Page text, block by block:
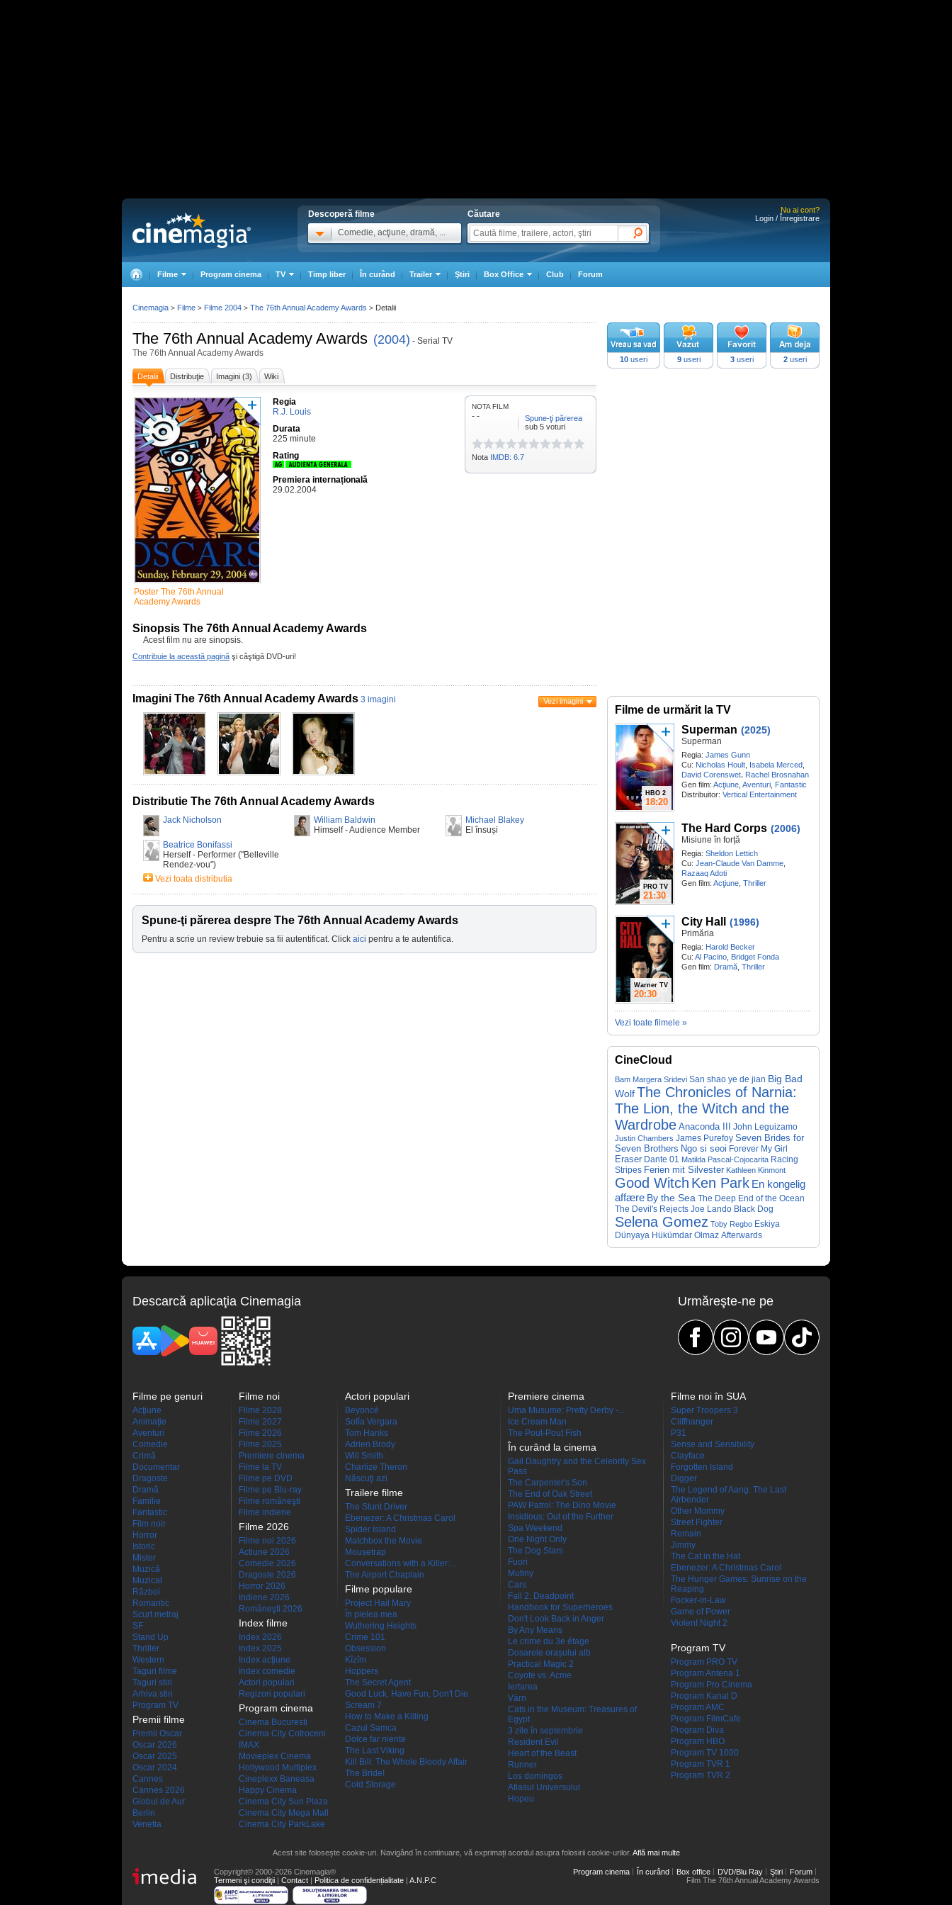
Descoperă filme
Comedie, acţiune, dramă, ...
Căutare
Nu ai cont?
Login / Înregistrare
Filme Program cinema TV Timp liber În curând Trailer Ştiri Box Office Club Forum
The 76th Annual Academy Awards (2004) - Serial TV
The 76th Annual Academy Awards
Detalii Distribuţie Imagini (3) Wiki
Poster The 76th Annual
Academy Awards
Regia
R.J. Louis
Durata
225 minute
Rating
Premiera internațională
29.02.2004
Sinopsis The 76th Annual Academy Awards
Acest film nu are sinopsis.
Contribuie la această pagină şi câştigă DVD-uri!
NOTA FILM
- -
Spune-ţi părerea
sub 5 voturi
Nota IMDB: 6.7
10 useri 9useri 3useri 2useri
Imagini The 76th Annual Academy Awards 3 imagini Vezi imagini
Distributie The 76th Annual Academy Awards
Jack Nicholson
William Baldwin
Himself - Audience Member
Michael Blakey
El însuși
Beatrice Bonifassi
Herself - Performer ("Belleville
Rendez-vou")
Vezi toata distributia
Spune-ţi părerea despre The 76th Annual Academy Awards
Pentru a scrie un review trebuie sa fii autentificat. Click aici pentru a te autentifica.
Filme de urmărit la TV
HBO 2
18:20
Superman (2025)
Superman
Regia: James Gunn
Cu: Nicholas Hoult Isabela Merced
David Corenswet, Rachel Brosnahan
Gen film: Acţiune Aventuri Fantastic
Distribuitor: Vertical Entertainment
PRO TV
21:30
The Hard Corps (2006)
Misiune în forță
Regia: Sheldon Lettich
Cu: Jean-Claude Van Damme
Razaaq Adoti
Gen film: Acţiune Thriller
Warner TV
20:30
City Hall (1996)
Primăria
Regia: Harold Becker
Cu: Al Pacino Bridget Fonda
Gen film: Dramă Thriller
Vezi toate filmele »
CineCloud
Bam Margera Sridevi San shao ye de jian Big Bad
Wolf The Chronicles of Narnia:
The Lion, the Witch and the
Wardrobe Anaconda III John Leguizamo
Justin Chambers James Purefoy Seven Brides for
Seven Brothers Ngo si seoi Forever My Girl
Eraser Dante 01 Matilda Pascal-Cojocarita Racing
Stripes Ferien mit Silvester Kathleen Kinmont
Good Witch Ken Park En kongelig
affære By the Sea The Deep End of the Ocean
The Devil's Rejects Joe Lando Black Dog
Selena Gomez Toby Regbo Eskiya
Dünyaya Hükümdar Olmaz Afterwards
Cinemagia > Filme > Filme 2004 > The 76th Annual Academy Awards > Detalii
Descarcă aplicaţia Cinemagia Urmăreşte-ne pe
Filme pe genuri
Acţiune
Animaţie
Aventuri
Comedie
Crimă
Documentar
Dragoste
Dramă
Familie
Fantastic
Film noir
Horror
Istoric
Mister
Muzică
Muzical
Război
Romantic
Scurt metraj
SF
Stand Up
Thriller
Western
Taguri filme
Taguri stiri
Arhiva stiri
Program TV
Premii filme
Premii Oscar
Oscar 2026
Oscar 2025
Oscar 2024
Cannes
Cannes 2026
Globul de Aur
Berlin
Venetia
Filme noi
Filme 2028
Filme 2027
Filme 2026
Filme 2025
Premiere cinema
Filme la TV
Filme pe DVD
Filme pe Blu-ray
Filme româneşti
Filme indiene
Filme 2026
Filme noi 2026
Actiune 2026
Comedie 2026
Dragoste 2026
Horror 2026
Indiene 2026
Româneşti 2026
Index filme
Index 2026
Index 2025
Index acţiune
Index comedie
Actori populari
Regizori populari
Program cinema
Cinema Bucuresti
Cinema City Cotroceni
IMAX
Movieplex Cinema
Hollywood Multiplex
Cineplexx Baneasa
Happy Cinema
Cinema City Sun Plaza
Cinema City Mega Mall
Cinema City ParkLake
Actori populari
Beyoncé
Sofía Vergara
Tom Hanks
Adrien Brody
Will Smith
Charlize Theron
Născuţi azi
Trailere filme
The Stunt Driver
Ebenezer: A Christmas Carol
Spider Island
Matchbox the Movie
Mousetrap
Conversations with a Killer:...
The Airport Chaplain
Filme populare
Project Hail Mary
În pielea mea
Wuthering Heights
Crime 101
Obsession
Kîzîm
Hoppers
The Secret Agent
Good Luck, Have Fun, Don't Die
Scream 7
How to Make a Killing
Cazul Samca
Dolce far niente
The Last Viking
Kill Bill: The Whole Bloody Affair
The Bride!
Cold Storage
Premiere cinema
Uma Musume: Pretty Derby -...
Ice Cream Man
The Pout-Pout Fish
În curând la cinema
Gail Daughtry and the Celebrity Sex
Pass
The Carpenter's Son
The End of Oak Street
PAW Patrol: The Dino Movie
Insidious: Out of the Further
Spa Weekend
One Night Only
The Dog Stars
Fuori
Mutiny
Cars
Fall 2: Deadpoint
Handbook for Superheroes
Don't Look Back in Anger
By Any Means
Le crime du 3e étage
Dosarele orașului alb
Practical Magic 2
Coyote vs. Acme
Iertarea
Värn
Cats in the Museum: Treasures of
Egypt
3 zile în septembrie
Resident Evil
Heart of the Beast
Runner
Los domingos
Atlasul Universului
Hopeu
Filme noi în SUA
Super Troopers 3
Cliffhanger
P31
Sense and Sensibility
Clayface
Forgotten Island
Digger
The Legend of Aang: The Last
Airbender
Other Mommy
Street Fighter
Remain
Jimmy
The Cat in the Hat
Ebenezer: A Christmas Carol
The Hunger Games: Sunrise on the
Reaping
Focker-in-Law
Game of Power
Violent Night 2
Program TV
Program PRO TV
Program Antena 1
Program Pro Cinema
Program Kanal D
Program AMC
Program FilmCafe
Program Diva
Program HBO
Program TV 1000
Program TVR 1
Program TVR 2
Acest site folosește cookie-uri. Navigând în continuare, vă exprimați acordul asupra folosirii cookie-urilor. Află mai multe
Copyright© 2000-2026 Cinemagia®
Termeni şi condiţii | Contact | Politica de confidențialitate | A.N.P.C
Program cinema În curând Box office DVD/Blu Ray Ştiri
Forum
Film The 76th Annual Academy Awards